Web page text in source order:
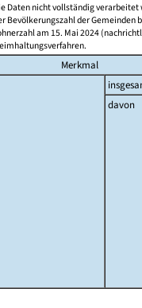
nicht vollständig
der
am 15. Mai 2024
Merkmal
davon